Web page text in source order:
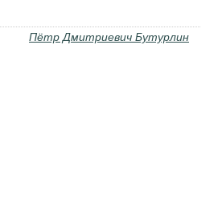
Пётр Дмитриевич Бутурлин